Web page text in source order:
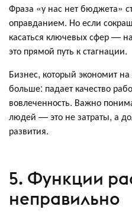
Фраза «у нас нет бюджета»
оправданием. Но если
касаться ключевых сфер —
это прямой путь к стагнации.
Бизнес, который экономит
больше: падает качество
вовлеченность. Важно
людей — это не затраты, а
развития.
5. Функции
неправильно